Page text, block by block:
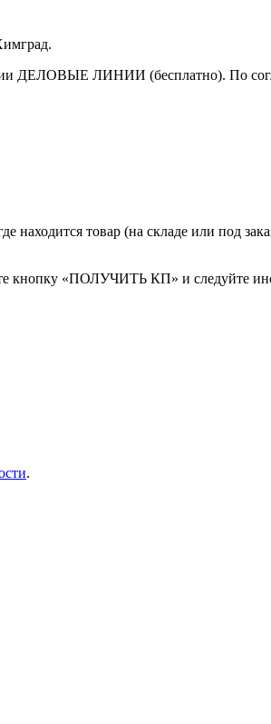
ДЕЛОВЫЕ ЛИНИИ (бесплатно). По
находится товар (на складе или под
кнопку «ПОЛУЧИТЬ КП» и следуйте
.